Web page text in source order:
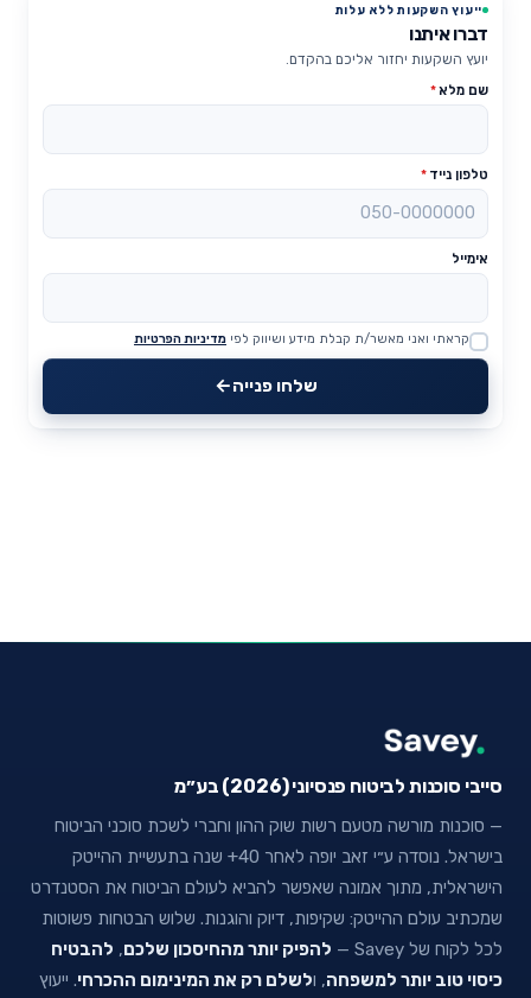
ייעוץ השקעות ללא עלות
דברו איתנו
יועץ השקעות יחזור אליכם בהקדם.
שם מלא*
טלפון נייד *
אימייל
Website
קראתי ואני מאשר/ת קבלת מידע ושיווק לפי מדיניות הפרטיות
שלחו פנייה
סייבי סוכנות לביטוח פנסיוני (2026) בע״מ
— סוכנות מורשה מטעם רשות שוק ההון וחברי לשכת סוכני הביטוח
בישראל. נוסדה ע״י זאב יופה לאחר 40+ שנה בתעשיית ההייטק
הישראלית, מתוך אמונה שאפשר להביא לעולם הביטוח את הסטנדרט
שמכתיב עולם ההייטק: שקיפות, דיוק והוגנות. שלוש הבטחות פשוטות
לכל לקוח של Savey —
להפיק יותר מהחיסכון שלכם, להבטיח
כיסוי טוב יותר למשפחה, ולשלם רק את המינימום ההכרחי. ייעוץ